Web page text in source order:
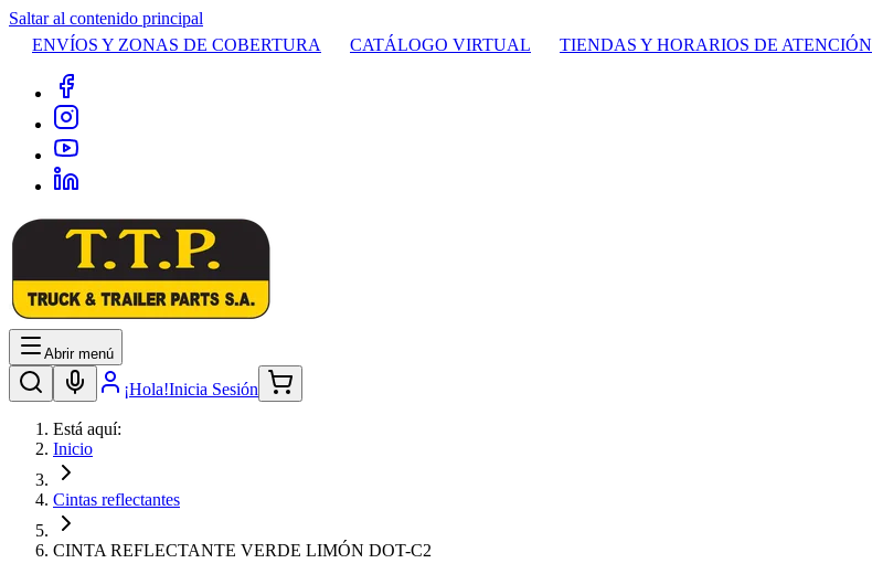
Saltar al contenido principal
ENVÍOS Y ZONAS DE COBERTURA
CATÁLOGO VIRTUAL TIENDAS Y HORARIOS DE ATENCIÓN
Abrir menú
¡Hola!Inicia Sesión
Está aquí:
Inicio
Cintas reflectantes
CINTA REFLECTANTE VERDE LIMÓN DOT-C2